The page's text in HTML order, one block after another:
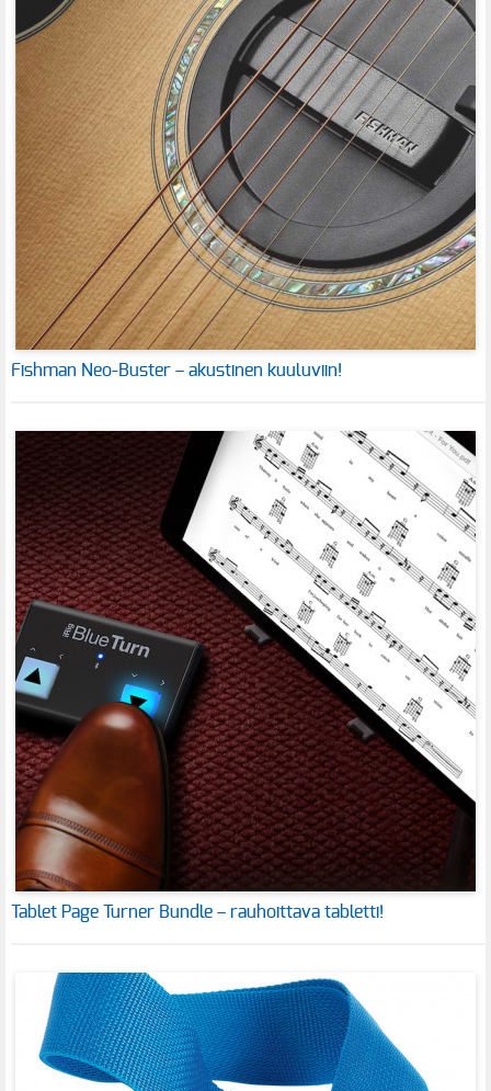
Fishman Neo-Buster – akustinen kuuluviin!
Tablet Page Turner Bundle – rauhoittava tabletti!